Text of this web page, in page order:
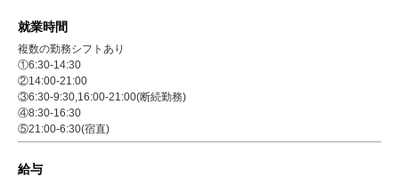
就業時間
複数の勤務シフトあり
①6:30-14:30
②14:00-21:00
③6:30-9:30,16:00-21:00(断続勤務)
④8:30-16:30
⑤21:00-6:30(宿直)
給与